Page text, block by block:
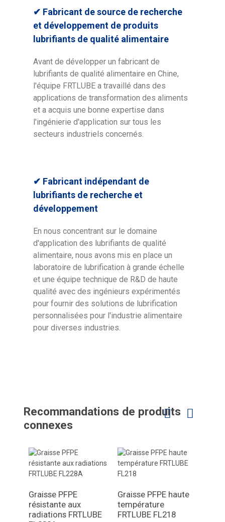
✔ Fabricant de source de recherche
et développement de produits
lubrifiants de qualité alimentaire
Avant de développer un fabricant de
lubrifiants de qualité alimentaire en Chine,
l'équipe FRTLUBE a travaillé dans des
applications de transformation des aliments
et a acquis une bonne expertise dans
l'ingénierie d'application sur tous les
secteurs industriels concernés.
✔ Fabricant indépendant de
lubrifiants de recherche et
développement
En nous concentrant sur le domaine
d'application des lubrifiants de qualité
alimentaire, nous avons mis en place un
laboratoire de lubrification à grande échelle
et une équipe technique de R&D de haute
qualité avec des ingénieurs expérimentés
pour fournir des solutions de lubrification
personnalisées pour l'industrie alimentaire
pour diverses industries.
Recommandations de produits
connexes
Graisse PFPE
résistante aux
radiations FRTLUBE
Graisse PFPE haute
température
FRTLUBE FL218